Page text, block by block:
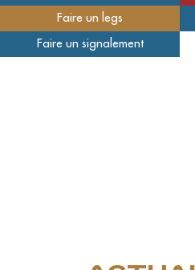
Qui sommes-nous
Nos refuges
Faire un legs
Faire un signalement